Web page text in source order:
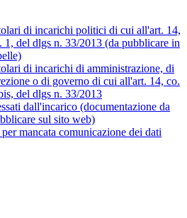
di incarichi politici di cui all'art. 14,
1, del dlgs n. 33/2013 (da pubblicare in
di incarichi di amministrazione, di
o di governo di cui all'art. 14, co.
del dlgs n. 33/2013
dall'incarico (documentazione da
sul sito web)
mancata comunicazione dei dati